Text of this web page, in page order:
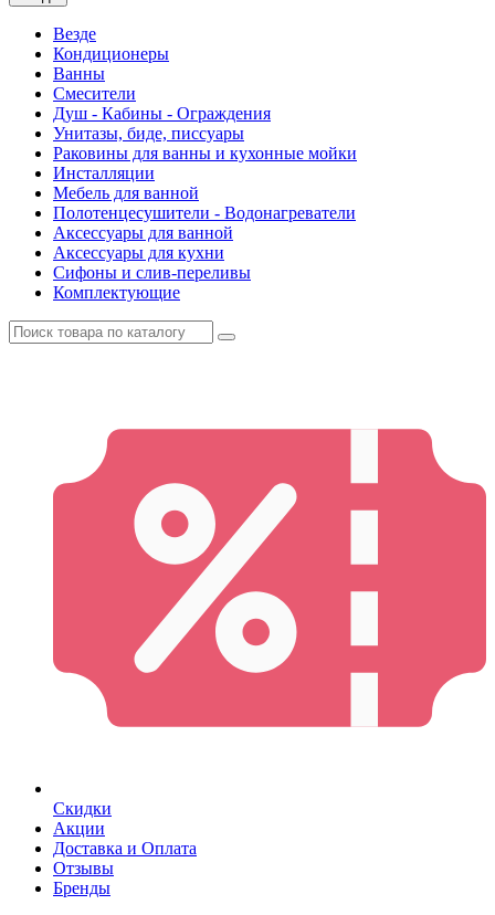
Везде
Кондиционеры
Ванны
Смесители
Душ - Кабины - Ограждения
Унитазы, биде, писсуары
Раковины для ванны и кухонные мойки
Инсталляции
Мебель для ванной
Полотенцесушители - Водонагреватели
Аксессуары для ванной
Аксессуары для кухни
Сифоны и слив-переливы
Комплектующие
Скидки
Акции
Доставка и Оплата
Отзывы
Бренды